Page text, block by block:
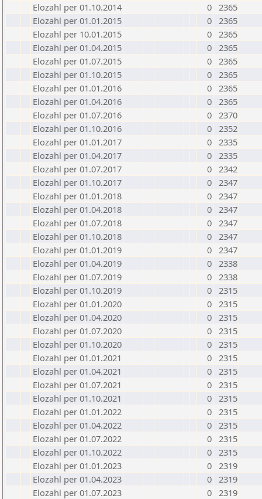
Elozahl per 01.10.2014
0 2365
Elozahl per 01.01.2015
0 2365
Elozahl per 10.01.2015
0 2365
Elozahl per 01.04.2015
0 2365
Elozahl per 01.07.2015
0 2365
Elozahl per 01.10.2015
0 2365
Elozahl per 01.01.2016
0 2365
Elozahl per 01.04.2016
0 2365
Elozahl per 01.07.2016
0 2370
Elozahl per 01.10.2016
0 2352
Elozahl per 01.01.2017
0 2335
Elozahl per 01.04.2017
0 2335
Elozahl per 01.07.2017
0 2342
Elozahl per 01.10.2017
0 2347
Elozahl per 01.01.2018
0 2347
Elozahl per 01.04.2018
0 2347
Elozahl per 01.07.2018
0 2347
Elozahl per 01.10.2018
0 2347
Elozahl per 01.01.2019
0 2347
Elozahl per 01.04.2019
0 2338
Elozahl per 01.07.2019
0 2338
Elozahl per 01.10.2019
0 2315
Elozahl per 01.01.2020
0 2315
Elozahl per 01.04.2020
0 2315
Elozahl per 01.07.2020
0 2315
Elozahl per 01.10.2020
0 2315
Elozahl per 01.01.2021
0 2315
Elozahl per 01.04.2021
0 2315
Elozahl per 01.07.2021
0 2315
Elozahl per 01.10.2021
0 2315
Elozahl per 01.01.2022
0 2315
Elozahl per 01.04.2022
0 2315
Elozahl per 01.07.2022
0 2315
Elozahl per 01.10.2022
0 2315
Elozahl per 01.01.2023
0 2319
Elozahl per 01.04.2023
0 2319
Elozahl per 01.07.2023
0 2319